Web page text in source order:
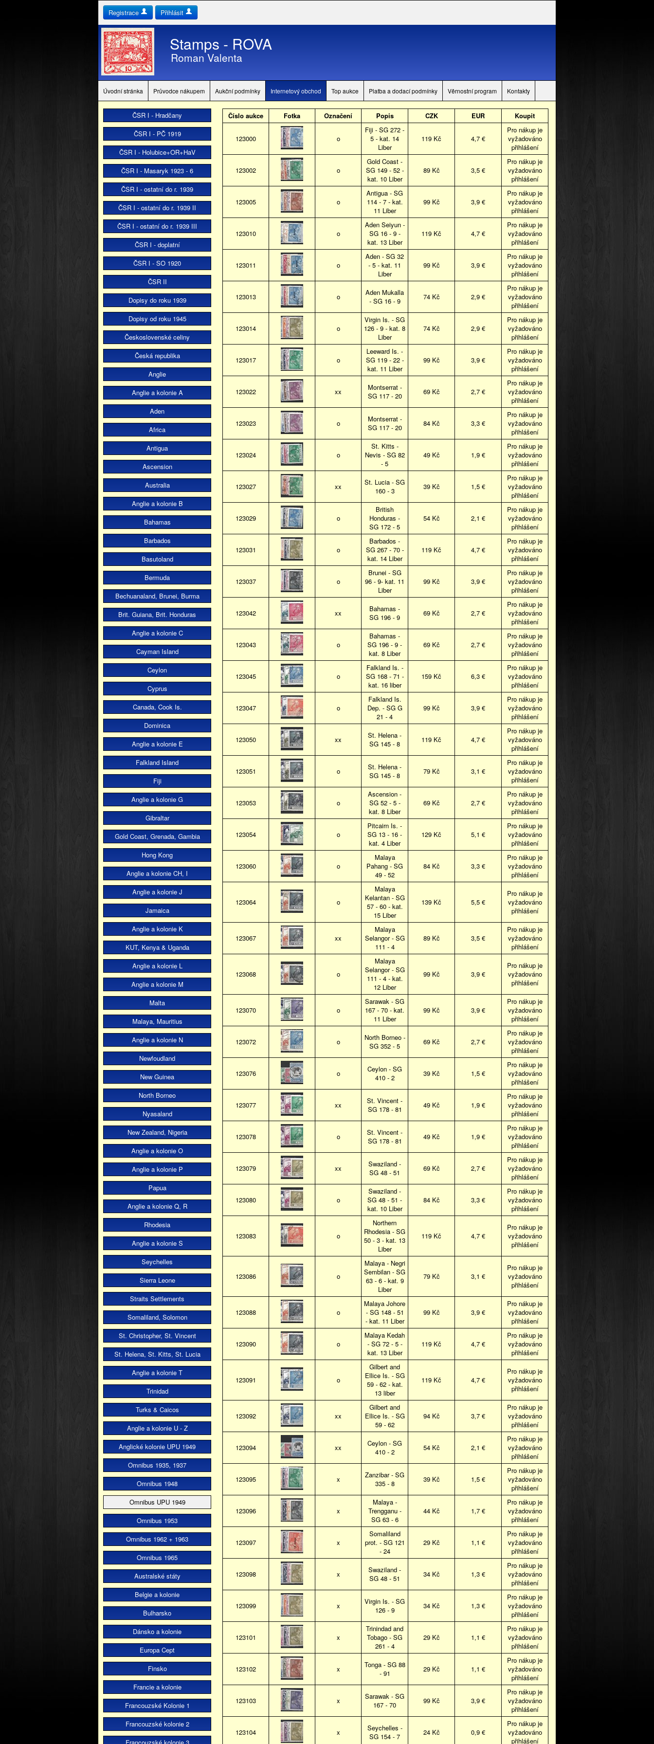
Registrace Přihlásit
Stamps - ROVA
Roman Valenta
Úvodní stránka Průvodce nákupem Aukční podmínky Internetový obchod Top aukce Platba a dodací podmínky Věrnostní program Kontakty
ČSR I - Hradčany
ČSR I - PČ 1919
ČSR I - Holubice+OR+HaV
ČSR I - Masaryk 1923 - 6
ČSR I - ostatní do r. 1939
ČSR I - ostatní do r. 1939 II
ČSR I - ostatní do r. 1939 III
ČSR I - doplatní
ČSR I - SO 1920
ČSR II
Dopisy do roku 1939
Dopisy od roku 1945
Československé celiny
Česká republika
Anglie
Anglie a kolonie A
Aden
Africa
Antigua
Ascension
Australia
Anglie a kolonie B
Bahamas
Barbados
Basutoland
Bermuda
Bechuanaland, Brunei, Burma
Brit. Guiana, Brit. Honduras
Anglie a kolonie C
Cayman Island
Ceylon
Cyprus
Canada, Cook Is.
Dominica
Anglie a kolonie E
Falkland Island
Fiji
Anglie a kolonie G
Gibraltar
Gold Coast, Grenada, Gambia
Hong Kong
Anglie a kolonie CH, I
Anglie a kolonie J
Jamaica
Anglie a kolonie K
KUT, Kenya & Uganda
Anglie a kolonie L
Anglie a kolonie M
Malta
Malaya, Mauritius
Anglie a kolonie N
Newfoudland
New Guinea
North Borneo
Nyasaland
New Zealand, Nigeria
Anglie a kolonie O
Anglie a kolonie P
Papua
Anglie a kolonie Q, R
Rhodesia
Anglie a kolonie S
Seychelles
Sierra Leone
Straits Settlements
Somaliland, Solomon
St. Christopher, St. Vincent
St. Helena, St. Kitts, St. Lucia
Anglie a kolonie T
Trinidad
Turks & Caicos
Anglie a kolonie U - Z
Anglické kolonie UPU 1949
Omnibus 1935, 1937
Omnibus 1948
Omnibus UPU 1949
Omnibus 1953
Omnibus 1962 + 1963
Omnibus 1965
Australské státy
Belgie a kolonie
Bulharsko
Dánsko a kolonie
Europa Cept
Finsko
Francie a kolonie
Francouzské Kolonie 1
Francouzské kolonie 2
Číslo aukce Fotka Označení Popis CZK EUR Koupit
123000 o
Fiji - SG 272 -
5 - kat. 14
Liber
119 Kč 4,7 €
Pro nákup je
vyžadováno
přihlášení
123002 o
Gold Coast -
SG 149 - 52 -
kat. 10 Liber
89 Kč 3,5 €
Pro nákup je
vyžadováno
přihlášení
123005 o
Antigua - SG
114 - 7 - kat.
11 Liber
99 Kč 3,9 €
Pro nákup je
vyžadováno
přihlášení
123010 o
Aden Seiyun -
SG 16 - 9 -
kat. 13 Liber
119 Kč 4,7 €
Pro nákup je
vyžadováno
přihlášení
123011 o
Aden - SG 32
- 5 - kat. 11
Liber
99 Kč 3,9 €
Pro nákup je
vyžadováno
přihlášení
123013 o
Aden Mukalla
- SG 16 - 9
74 Kč 2,9 €
Pro nákup je
vyžadováno
přihlášení
123014 o
Virgin Is. - SG
126 - 9 - kat. 8
Liber
74 Kč 2,9 €
Pro nákup je
vyžadováno
přihlášení
123017 o
Leeward Is. -
SG 119 - 22 -
kat. 11 Liber
99 Kč 3,9 €
Pro nákup je
vyžadováno
přihlášení
123022 xx
Montserrat -
SG 117 - 20
69 Kč 2,7 €
Pro nákup je
vyžadováno
přihlášení
123023 o
Montserrat -
SG 117 - 20
84 Kč 3,3 €
Pro nákup je
vyžadováno
přihlášení
123024 o
St. Kitts -
Nevis - SG 82
- 5
49 Kč 1,9 €
Pro nákup je
vyžadováno
přihlášení
123027 xx
St. Lucia - SG
160 - 3
39 Kč 1,5 €
Pro nákup je
vyžadováno
přihlášení
123029 o
British
Honduras -
SG 172 - 5
54 Kč 2,1 €
Pro nákup je
vyžadováno
přihlášení
123031 o
Barbados -
SG 267 - 70 -
kat. 14 Liber
119 Kč 4,7 €
Pro nákup je
vyžadováno
přihlášení
123037 o
Brunei - SG
96 - 9- kat. 11
Liber
99 Kč 3,9 €
Pro nákup je
vyžadováno
přihlášení
123042 xx
Bahamas -
SG 196 - 9
69 Kč 2,7 €
Pro nákup je
vyžadováno
přihlášení
123043 o
Bahamas -
SG 196 - 9 -
kat. 8 Liber
69 Kč 2,7 €
Pro nákup je
vyžadováno
přihlášení
123045 o
Falkland Is. -
SG 168 - 71 -
kat. 16 liber
159 Kč 6,3 €
Pro nákup je
vyžadováno
přihlášení
123047 o
Falkland Is.
Dep. - SG G
21 - 4
99 Kč 3,9 €
Pro nákup je
vyžadováno
přihlášení
123050 xx
St. Helena -
SG 145 - 8
119 Kč 4,7 €
Pro nákup je
vyžadováno
přihlášení
123051 o
St. Helena -
SG 145 - 8
79 Kč 3,1 €
Pro nákup je
vyžadováno
přihlášení
123053 o
Ascension -
SG 52 - 5 -
kat. 8 Liber
69 Kč 2,7 €
Pro nákup je
vyžadováno
přihlášení
123054 o
Pitcairn Is. -
SG 13 - 16 -
kat. 4 Liber
129 Kč 5,1 €
Pro nákup je
vyžadováno
přihlášení
123060 o
Malaya
Pahang - SG
49 - 52
84 Kč 3,3 €
Pro nákup je
vyžadováno
přihlášení
123064 o
Malaya
Kelantan - SG
57 - 60 - kat.
15 Liber
139 Kč 5,5 €
Pro nákup je
vyžadováno
přihlášení
123067 xx
Malaya
Selangor - SG
111 - 4
89 Kč 3,5 €
Pro nákup je
vyžadováno
přihlášení
123068 o
Malaya
Selangor - SG
111 - 4 - kat.
12 Liber
99 Kč 3,9 €
Pro nákup je
vyžadováno
přihlášení
123070 o
Sarawak - SG
167 - 70 - kat.
11 Liber
99 Kč 3,9 €
Pro nákup je
vyžadováno
přihlášení
123072 o
North Borneo -
SG 352 - 5
69 Kč 2,7 €
Pro nákup je
vyžadováno
přihlášení
123076 o
Ceylon - SG
410 - 2
39 Kč 1,5 €
Pro nákup je
vyžadováno
přihlášení
123077 xx
St. Vincent -
SG 178 - 81
49 Kč 1,9 €
Pro nákup je
vyžadováno
přihlášení
123078 o
St. Vincent -
SG 178 - 81
49 Kč 1,9 €
Pro nákup je
vyžadováno
přihlášení
123079 xx
Swaziland -
SG 48 - 51
69 Kč 2,7 €
Pro nákup je
vyžadováno
přihlášení
123080 o
Swaziland -
SG 48 - 51 -
kat. 10 Liber
84 Kč 3,3 €
Pro nákup je
vyžadováno
přihlášení
123083 o
Northern
Rhodesia - SG
50 - 3 - kat. 13
Liber
119 Kč 4,7 €
Pro nákup je
vyžadováno
přihlášení
123086 o
Malaya - Negri
Sembilan - SG
63 - 6 - kat. 9
Liber
79 Kč 3,1 €
Pro nákup je
vyžadováno
přihlášení
123088 o
Malaya Johore
- SG 148 - 51
- kat. 11 Liber
99 Kč 3,9 €
Pro nákup je
vyžadováno
přihlášení
123090 o
Malaya Kedah
- SG 72 - 5 -
kat. 13 Liber
119 Kč 4,7 €
Pro nákup je
vyžadováno
přihlášení
123091 o
Gilbert and
Ellice Is. - SG
59 - 62 - kat.
13 liber
119 Kč 4,7 €
Pro nákup je
vyžadováno
přihlášení
123092 xx
Gilbert and
Ellice Is. - SG
59 - 62
94 Kč 3,7 €
Pro nákup je
vyžadováno
přihlášení
123094 xx
Ceylon - SG
410 - 2
54 Kč 2,1 €
Pro nákup je
vyžadováno
přihlášení
123095 x
Zanzibar - SG
335 - 8
39 Kč 1,5 €
Pro nákup je
vyžadováno
přihlášení
123096 x
Malaya -
Trengganu -
SG 63 - 6
44 Kč 1,7 €
Pro nákup je
vyžadováno
přihlášení
123097 x
Somaliland
prot. - SG 121
- 24
29 Kč 1,1 €
Pro nákup je
vyžadováno
přihlášení
123098 x
Swaziland -
SG 48 - 51
34 Kč 1,3 €
Pro nákup je
vyžadováno
přihlášení
123099 x
Virgin Is. - SG
126 - 9
34 Kč 1,3 €
Pro nákup je
vyžadováno
přihlášení
123101 x
Trinindad and
Tobago - SG
261 - 4
29 Kč 1,1 €
Pro nákup je
vyžadováno
přihlášení
123102 x
Tonga - SG 88
- 91
29 Kč 1,1 €
Pro nákup je
vyžadováno
přihlášení
123103 x
Sarawak - SG
167 - 70
99 Kč 3,9 €
Pro nákup je
vyžadováno
přihlášení
123104 x
Seychelles -
SG 154 - 7
24 Kč 0,9 €
Pro nákup je
vyžadováno
přihlášení